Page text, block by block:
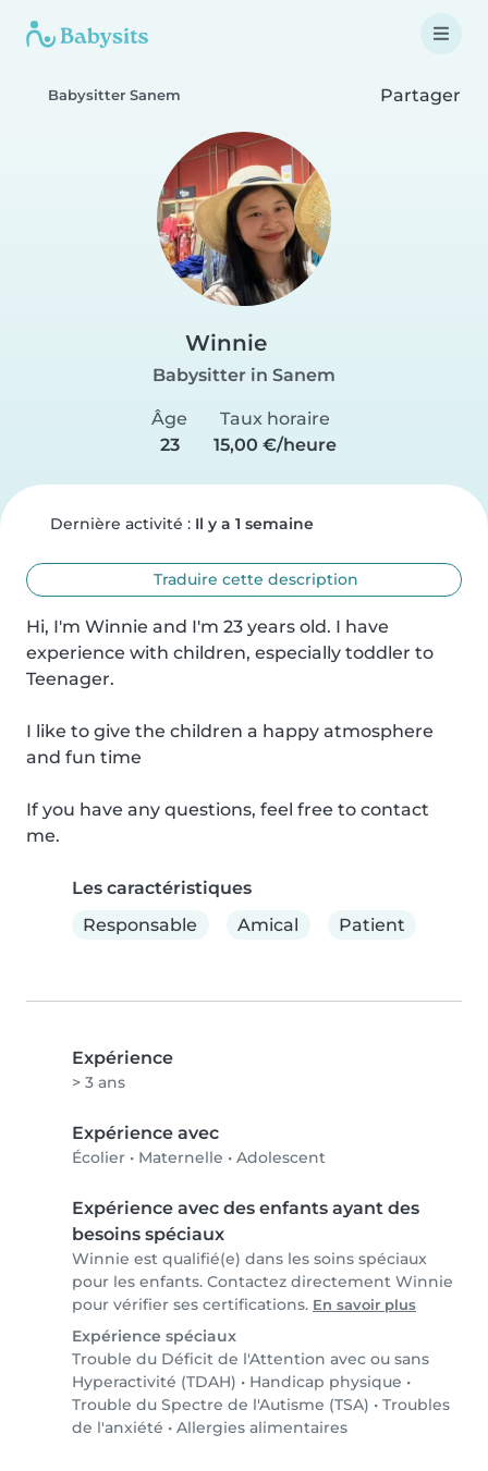
Babysitter Sanem Partager
Winnie
Babysitter in Sanem
Âge
23
Taux horaire
15,00 €/heure
Dernière activité : Il y a 1 semaine
Traduire cette description
Hi, I'm Winnie and I'm 23 years old. I have
experience with children, especially toddler to
Teenager.
I like to give the children a happy atmosphere
and fun time
If you have any questions, feel free to contact
me.
Les caractéristiques
Responsable
Amical Patient
Expérience
> 3 ans
Expérience avec
Écolier • Maternelle • Adolescent
Expérience avec des enfants ayant des
besoins spéciaux
Winnie est qualifié(e) dans les soins spéciaux
pour les enfants. Contactez directement Winnie
pour vérifier ses certifications. En savoir plus
Expérience spéciaux
Trouble du Déficit de l'Attention avec ou sans
Hyperactivité (TDAH) • Handicap physique •
Trouble du Spectre de l'Autisme (TSA) • Troubles
de l'anxiété • Allergies alimentaires